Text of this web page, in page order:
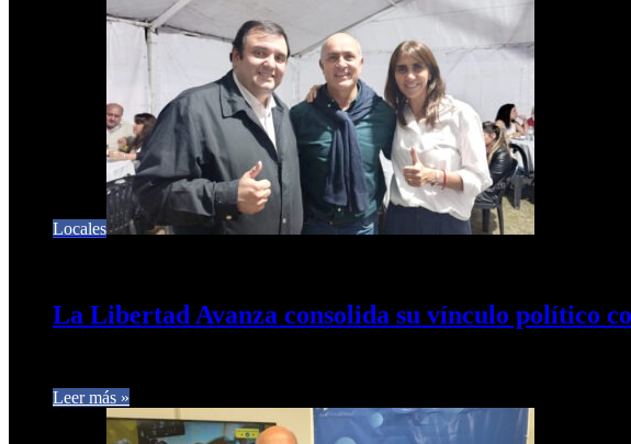
Locales
La Libertad Avanza consolida su vínculo político
Leer más »